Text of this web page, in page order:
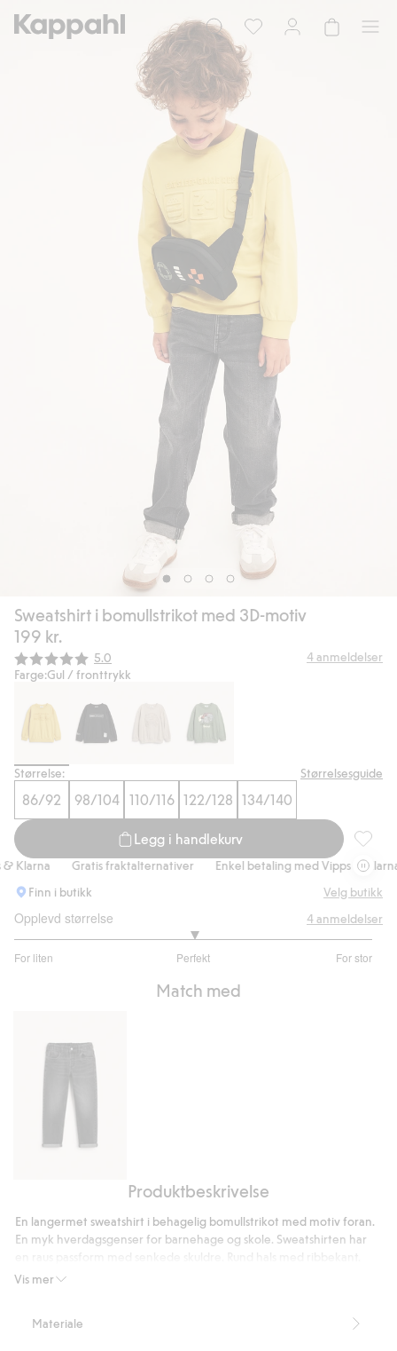
Sweatshirt i bomullstrikot med 3D-motiv
199 kr.
Gjennomsnittskarakter:
5.0 4anmeldelser
Farge:Gul / fronttrykk
Størrelse: Størrelsesguide
86/92 98/104 110/116 122/128 134/140
Legg i handlekurv
Gratis fraktalternativer
Enkel betaling med Vipps & Klarna
Finn i butikk
Velg butikk
Opplevd størrelse
For liten Perfekt For stor
av
4anmeldelser
Match med
Produktbeskrivelse
Vis mer
En langermet sweatshirt i behagelig bomullstrikot med motiv foran.
En myk hverdagsgenser for barnehage og skole. Sweatshirten har
Ribbestrikk i ermeåpningen og nederst. Hevet motiv med 3D-effekt
Rund hals
Materiale